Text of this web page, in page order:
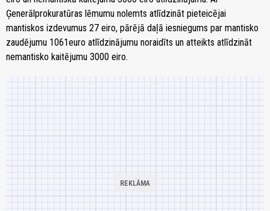
Ģenerālprokuratūras lēmumu nolemts atlīdzināt pieteicējai
mantiskos izdevumus 27 eiro, pārējā daļā iesniegums par mantisko
zaudējumu 1061euro atlīdzinājumu noraidīts un atteikts atlīdzināt
nemantisko kaitējumu 3000 eiro.